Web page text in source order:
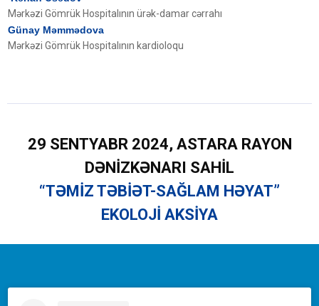
Mərkəzi Gömrük Hospitalının ürək-damar cərrahı
Günay Məmmədova
Mərkəzi Gömrük Hospitalının kardioloqu
29 SENTYABR 2024, ASTARA RAYON
DƏNİZKƏNARI SAHİL
“TƏMİZ TƏBİƏT-SAĞLAM HƏYAT”
EKOLOJİ AKSİYA